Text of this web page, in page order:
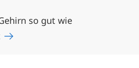
so gut wie